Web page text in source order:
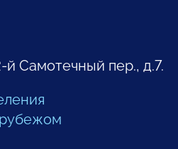
й Самотечный пер., д.7.